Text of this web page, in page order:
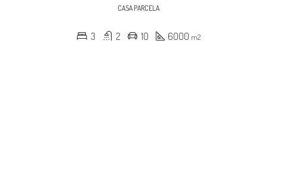
CASA PARCELA
3 2 10 6000 m2